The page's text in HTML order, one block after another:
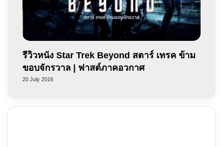
รีวิวหนัง Star Trek Beyond สตาร์ เทรค ข้าม
ขอบจักรวาล | ฟาสต์ภาคอวกาศ
20 July 2016